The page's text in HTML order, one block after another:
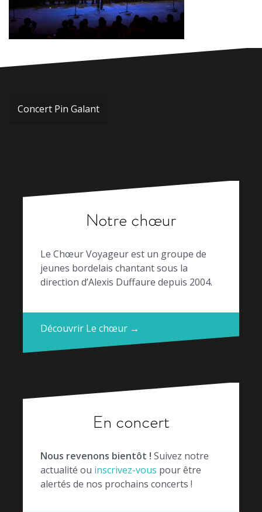
Navigation
Concert Pin Galant
Notre chœur
Le Chœur Voyageur est un groupe de
jeunes bordelais chantant sous la
direction d’Alexis Duffaure depuis 2004.
Découvrir Le chœur →
En concert
Nous revenons bientôt ! Suivez notre
actualité ou inscrivez-vous pour être
alertés de nos prochains concerts !